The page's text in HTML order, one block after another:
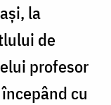
la
de
profesor
cu